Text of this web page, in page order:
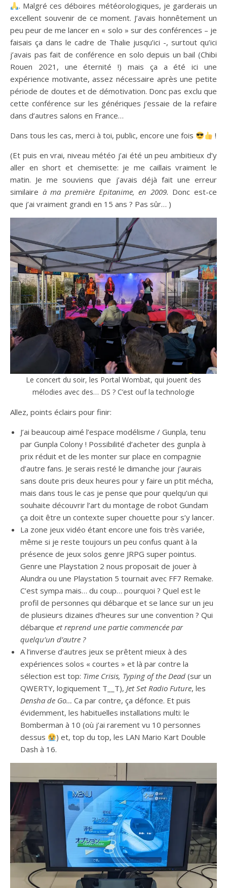
. Malgré ces déboires météorologiques, je garderais un
excellent souvenir de ce moment. J’avais honnêtement un
peu peur de me lancer en « solo » sur des conférences – je
faisais ça dans le cadre de Thalie jusqu’ici -, surtout qu’ici
j’avais pas fait de conférence en solo depuis un bail (Chibi
Rouen 2021, une éternité !) mais ça a été ici une
expérience motivante, assez nécessaire après une petite
période de doutes et de démotivation. Donc pas exclu que
cette conférence sur les génériques j’essaie de la refaire
dans d’autres salons en France…
Dans tous les cas, merci à toi, public, encore une fois
!
(Et puis en vrai, niveau météo j’ai été un peu ambitieux d’y
aller en short et chemisette: je me caillais vraiment le
matin. Je me souviens que j’avais déjà fait une erreur
similaire à ma première Epitanime, en 2009. Donc est-ce
que j’ai vraiment grandi en 15 ans ? Pas sûr… )
Le concert du soir, les Portal Wombat, qui jouent des
mélodies avec des… DS ? C’est ouf la technologie
Allez, points éclairs pour finir:
J’ai beaucoup aimé l’espace modélisme / Gunpla, tenu
par Gunpla Colony ! Possibilité d’acheter des gunpla à
prix réduit et de les monter sur place en compagnie
d’autre fans. Je serais resté le dimanche jour j’aurais
sans doute pris deux heures pour y faire un ptit mécha,
mais dans tous le cas je pense que pour quelqu’un qui
souhaite découvrir l’art du montage de robot Gundam
ça doit être un contexte super chouette pour s’y lancer.
La zone jeux vidéo étant encore une fois très variée,
même si je reste toujours un peu confus quant à la
présence de jeux solos genre JRPG super pointus.
Genre une Playstation 2 nous proposait de jouer à
Alundra ou une Playstation 5 tournait avec FF7 Remake.
C’est sympa mais… du coup… pourquoi ? Quel est le
profil de personnes qui débarque et se lance sur un jeu
de plusieurs dizaines d’heures sur une convention ? Qui
débarque et reprend une partie commencée par
quelqu’un d’autre ?
A l’inverse d’autres jeux se prêtent mieux à des
expériences solos « courtes » et là par contre la
sélection est top: Time Crisis, Typing of the Dead (sur un
QWERTY, logiquement T__T), Jet Set Radio Future, les
Densha de Go… Ca par contre, ça défonce. Et puis
évidemment, les habituelles installations multi: le
Bomberman à 10 (où j’ai rarement vu 10 personnes
dessus
) et, top du top, les LAN Mario Kart Double
Dash à 16.